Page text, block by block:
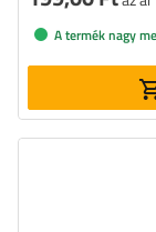
A termék nagy